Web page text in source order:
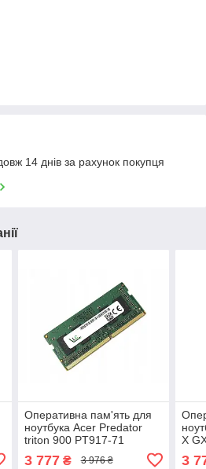
14 днів за рахунок покупця
Оперативна пам'ять для
ноутбука Acer Predator
triton 900 PT917-71
3 777₴ 3 976 ₴
X
3